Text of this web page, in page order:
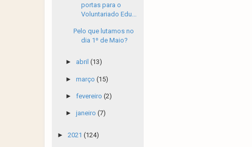
portas para o
Voluntariado Edu...
Pelo que lutamos no
dia 1º de Maio?
► abril (13)
► março (15)
► fevereiro (2)
► janeiro (7)
► 2021 (124)